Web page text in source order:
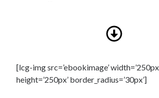
[lcg-img src=’ebookimage’
height=’250px’ border_radius=’30px’]